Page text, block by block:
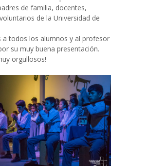
de familia, docentes,
de la Universidad de
a todos los alumnos y al profesor
su muy buena presentación.
orgullosos!